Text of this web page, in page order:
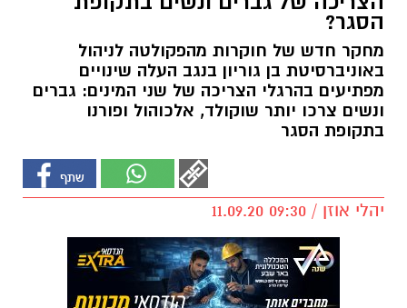
הסגר?
מחקר חדש של חוקרות מהפקולטה לניהול
באוניברסיטת בן גוריון בנגב העלה שינויים
מפתיעים בהרגלי הצריכה של שני המינים: גברים
ונשים צרכו יותר שוקולד, אלכוהול ופורנו
בתקופת הסגר
יהלי אוזן / 09:30 11.09.20